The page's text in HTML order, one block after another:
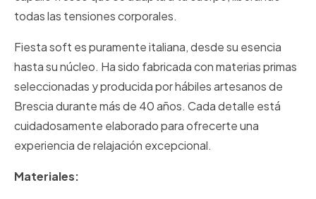
todas las tensiones corporales.
Fiesta soft es puramente italiana, desde su esencia
hasta su núcleo. Ha sido fabricada con materias primas
seleccionadas y producida por hábiles artesanos de
Brescia durante más de 40 años. Cada detalle está
cuidadosamente elaborado para ofrecerte una
experiencia de relajación excepcional.
Materiales: